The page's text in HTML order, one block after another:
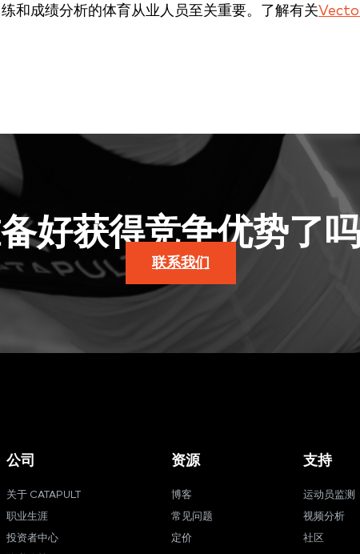
和成绩分析的体育从业人员至关重要。了解有关
好获得竞争优势了
联系我们
公司
关于 CATAPULT
职业生涯
投资者中心
资源
博客
常见问题
定价
支持
运动员监测
视频分析
社区